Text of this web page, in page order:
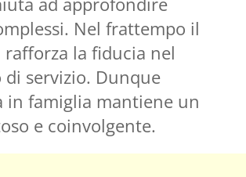
Nel frattempo il
la fiducia nel
servizio. Dunque
in famiglia mantiene un
e coinvolgente.